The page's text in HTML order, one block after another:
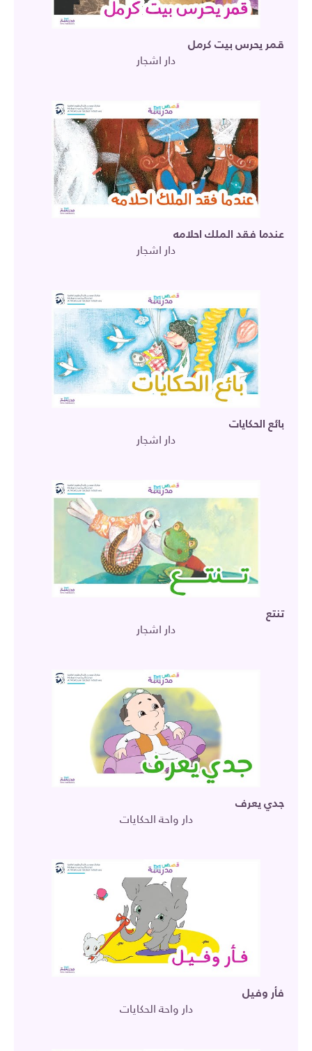
قمر يحرس بيت كرمل
دار اشجار
عندما فقد الملك احلامه
دار اشجار
بائع الحكايات
دار اشجار
تنتع
دار اشجار
جدي يعرف
دار واحة الحكايات
فأر وفيل
دار واحة الحكايات